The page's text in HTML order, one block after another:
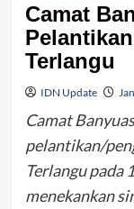
Camat
Terlangu
IDN Update
Camat
pelantikan/
Terlangu pada
menekankan